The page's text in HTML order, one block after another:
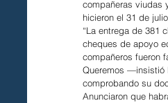
compañeras viudas
hicieron el 31 de
“La entrega de 381
cheques de apoyo
compañeros fueron
Queremos —insistió
comprobando su
Anunciaron que